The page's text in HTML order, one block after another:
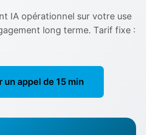
IA opérationnel sur votre use
long terme. Tarif fixe :
un appel de 15 min